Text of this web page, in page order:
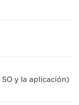
y la aplicación)